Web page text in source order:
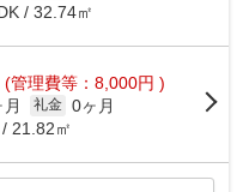
/ 32.74㎡
(管理費等：8,000円 )
礼金 0ヶ月
21.82㎡